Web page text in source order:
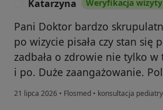
Katarzyna Weryfikacja wizyty
Pani Doktor bardzo
po wizycie pisała czy stan się
zadbała o zdrowie nie tylko w
i po. Duże zaangażowanie.
21 lipca 2026 • Flosmed • konsultacja